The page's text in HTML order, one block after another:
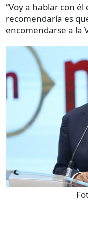
“Voy a hablar con
recomendaría es
encomendarse a la